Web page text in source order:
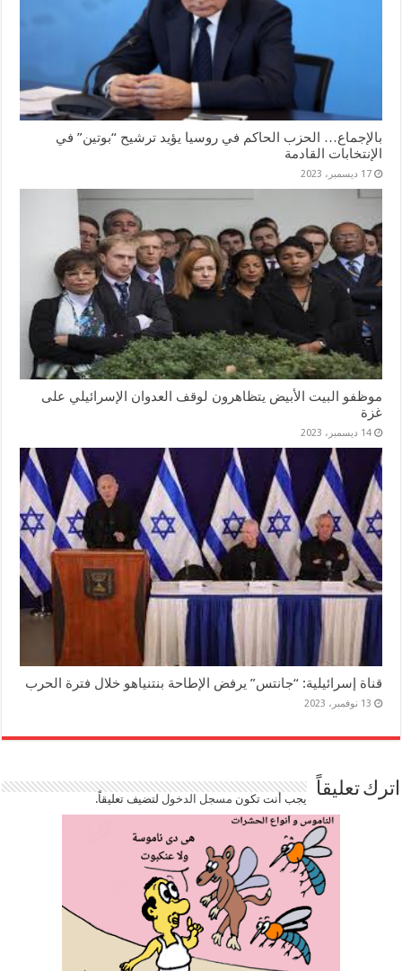
بالإجماع… الحزب الحاكم في روسيا يؤيد ترشيح “بوتين” في
الإنتخابات القادمة
17 ديسمبر، 2023
موظفو البيت الأبيض يتظاهرون لوقف العدوان الإسرائيلي على
غزة
14 ديسمبر، 2023
قناة إسرائيلية: “جانتس” يرفض الإطاحة بنتنياهو خلال فترة الحرب
13 نوفمبر، 2023
اترك تعليقاً يجب أنت تكون مسجل الدخوللتضيف تعليقاً.